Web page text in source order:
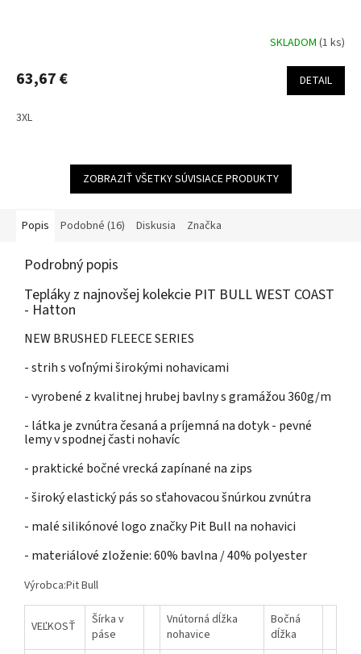
SKLADOM (1 ks)
63,67 € DETAIL
3XL
ZOBRAZIŤ VŠETKY SÚVISIACE PRODUKTY
Popis Podobné (16) Diskusia Značka
Podrobný popis
Tepláky z najnovšej kolekcie PIT BULL WEST COAST
- Hatton
NEW BRUSHED FLEECE SERIES
- strih s voľnými širokými nohavicami
- vyrobené z kvalitnej hrubej bavlny s gramážou 360g/m
- látka je zvnútra česaná a príjemná na dotyk - pevné
lemy v spodnej časti nohavíc
- praktické bočné vrecká zapínané na zips
- široký elastický pás so sťahovacou šnúrkou zvnútra
- malé silikónové logo značky Pit Bull na nohavici
- materiálové zloženie: 60% bavlna / 40% polyester
Výrobca:Pit Bull
VEĽKOSŤ
Šírka v
páse
Vnútorná dĺžka
nohavice
Bočná
dĺžka